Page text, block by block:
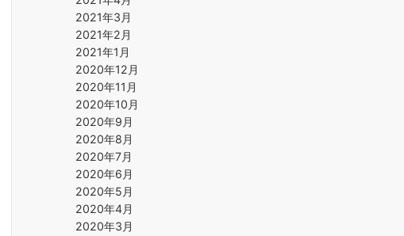
2021年3月
2021年2月
2021年1月
2020年12月
2020年11月
2020年10月
2020年9月
2020年8月
2020年7月
2020年6月
2020年5月
2020年4月
2020年3月